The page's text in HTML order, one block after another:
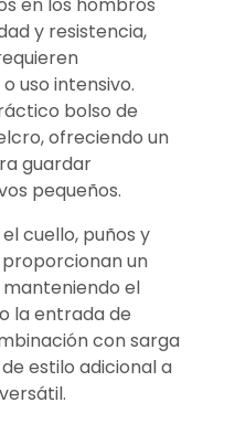
en los hombros
y resistencia,
uso intensivo.
bolso de
ofreciendo un
guardar
pequeños.
cuello, puños y
un
el
la entrada de
con sarga
estilo adicional a